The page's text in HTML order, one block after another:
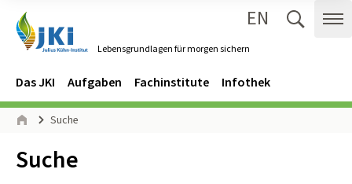
Lebensgrundlagen für morgen sichern
EN
Navigation
Hauptmenü
Das JKI Aufgaben Fachinstitute Infothek
Seitenpfad
Suche
Inhalt:
Suche